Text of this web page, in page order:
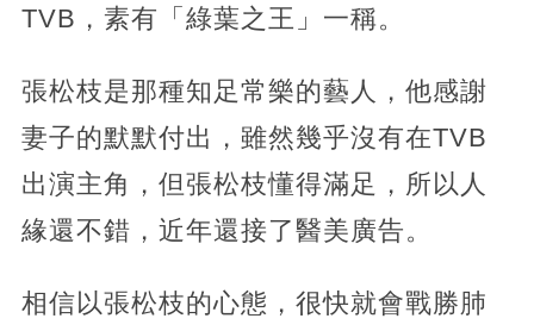
TVB，素有「綠葉之王」一稱。
張松枝是那種知足常樂的藝人，他感謝
妻子的默默付出，雖然幾乎沒有在TVB
出演主角，但張松枝懂得滿足，所以人
緣還不錯，近年還接了醫美廣告。
相信以張松枝的心態，很快就會戰勝肺